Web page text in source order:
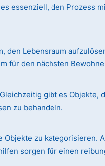
essenziell, den Prozess
den Lebensraum
für den nächsten
gibt es Objekte,
zu behandeln.
zu kategorisieren.
sorgen für einen